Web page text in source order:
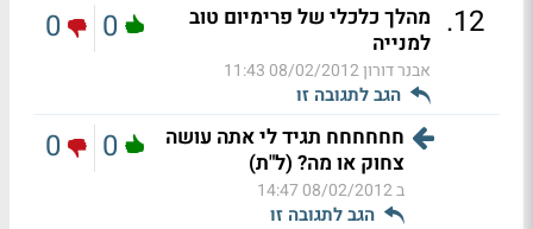
12
. מהלך כלכלי של פרימיום טוב
למנייה
אבנר דורון08/02/2012 11:43
הגב לתגובה זו
0
0
חחחחחח תגיד לי אתה עושה
צחוק או מה? (ל"ת)
ב08/02/2012 14:47
הגב לתגובה זו
0
0